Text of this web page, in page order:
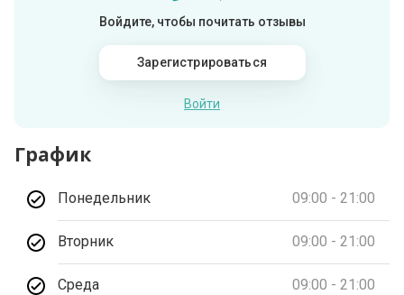
Войдите, чтобы почитать отзывы
Зарегистрироваться
Войти
График
Понедельник 09:00 - 21:00
Вторник 09:00 - 21:00
Среда 09:00 - 21:00